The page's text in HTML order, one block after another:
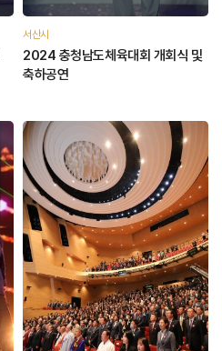
서산시
2024 충청남도체육대회 개회식 및
축하공연